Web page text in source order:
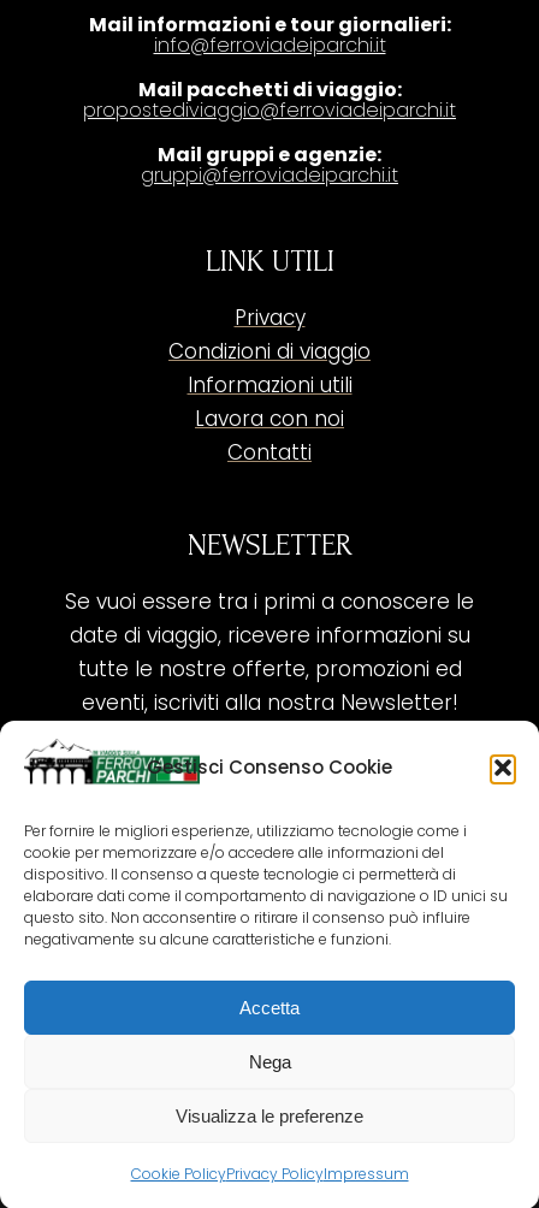
Gestisci Consenso Cookie
Per fornire le migliori esperienze, utilizziamo tecnologie come i
cookie per memorizzare e/o accedere alle informazioni del
dispositivo. Il consenso a queste tecnologie ci permetterà di
elaborare dati come il comportamento di navigazione o ID unici su
questo sito. Non acconsentire o ritirare il consenso può influire
negativamente su alcune caratteristiche e funzioni.
Accetta
Nega
Visualizza le preferenze
Cookie PolicyPrivacy PolicyImpressum
Mail informazioni e tour giornalieri:
info@ferroviadeiparchi.it
Mail pacchetti di viaggio:
propostediviaggio@ferroviadeiparchi.it
Mail gruppi e agenzie:
gruppi@ferroviadeiparchi.it
LINK UTILI
Privacy
Condizioni di viaggio
Informazioni utili
Lavora con noi
Contatti
NEWSLETTER
Se vuoi essere tra i primi a conoscere le
date di viaggio, ricevere informazioni su
tutte le nostre offerte, promozioni ed
eventi, iscriviti alla nostra Newsletter!
ISCRIVITI ORA!
SEGUICI SUI NOSTRI SOCIAL
COPYRIGHT 2018-2025 PALLENIUM TOURISM
SRL
AGENZIA VIAGGI E TOUR OPERATOR – P.IVA: